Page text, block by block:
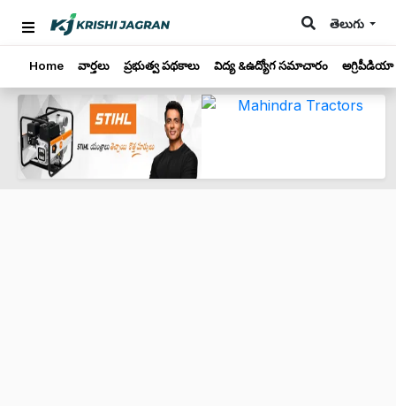
తెలుగు
Home వార్తలు ప్రభుత్వ పథకాలు విద్య &ఉద్యోగ సమాచారం అగ్రిపీడియా